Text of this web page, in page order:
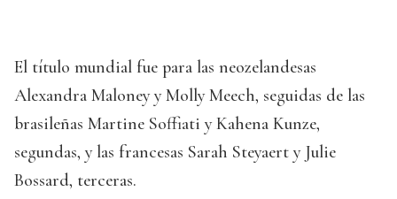
El título mundial fue para las neozelandesas
Alexandra Maloney y Molly Meech, seguidas de las
brasileñas Martine Soffiati y Kahena Kunze,
segundas, y las francesas Sarah Steyaert y Julie
Bossard, terceras.